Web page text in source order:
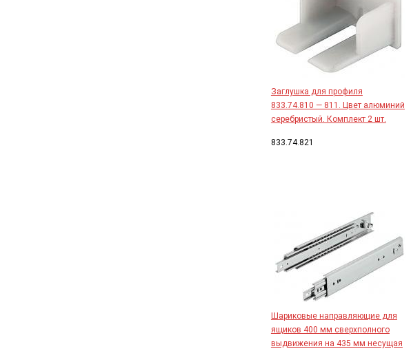
Заглушка для профиля
833.74.810 — 811. Цвет алюминий
серебристый. Комплект 2 шт.
833.74.821
Шариковые направляющие для
ящиков 400 мм сверхполного
выдвижения на 435 мм несущая